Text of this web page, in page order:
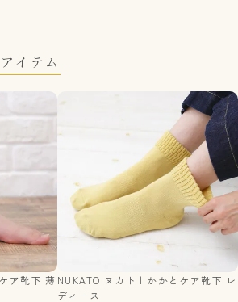
イテム
ア靴下 薄 NUKATO ヌカト | かかとケア靴下 レ
ディース